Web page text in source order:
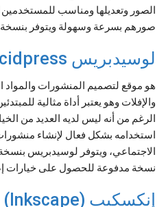
الصور وتعديلها ومناسب
صورهم بسرعة وسهولة ويتوفر
لوسيدبريس lucidpress
هو موقع لتصميم المنشورات والمواد
والإفلات وهو يعتبر أداة مثالية
الرغم من أنه ليس لديه العديد من
استخدامه بشكل فعال لإنشاء
الاجتماعي، ويتوفر لوسيدبريس
نسخة مدفوعة للحصول على خيارات
إنكسكيب (Inkscape)